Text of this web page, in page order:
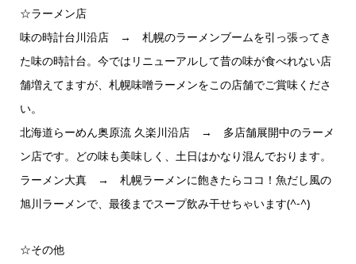
☆ラーメン店
味の時計台川沿店 → 札幌のラーメンブームを引っ張ってき
た味の時計台。今ではリニューアルして昔の味が食べれない店
舗増えてますが、札幌味噌ラーメンをこの店舗でご賞味くださ
い。
北海道らーめん奥原流 久楽川沿店 → 多店舗展開中のラーメ
ン店です。どの味も美味しく、土日はかなり混んでおります。
ラーメン大真 → 札幌ラーメンに飽きたらココ！魚だし風の
旭川ラーメンで、最後までスープ飲み干せちゃいます(^-^)
☆その他